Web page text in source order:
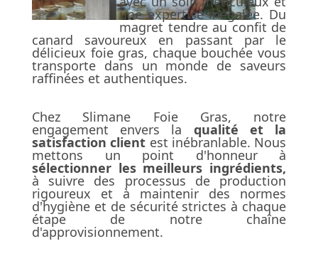
une expertise inégalée. Du
magret tendre au confit de
canard savoureux en passant par le
délicieux foie gras, chaque bouchée vous
transporte dans un monde de saveurs
raffinées et authentiques.
Chez Slimane Foie Gras, notre
engagement envers la qualité et la
satisfaction client est inébranlable. Nous
mettons un point d'honneur à
sélectionner les meilleurs ingrédients,
à suivre des processus de production
rigoureux et à maintenir des normes
d'hygiène et de sécurité strictes à chaque
étape de notre chaîne
d'approvisionnement.